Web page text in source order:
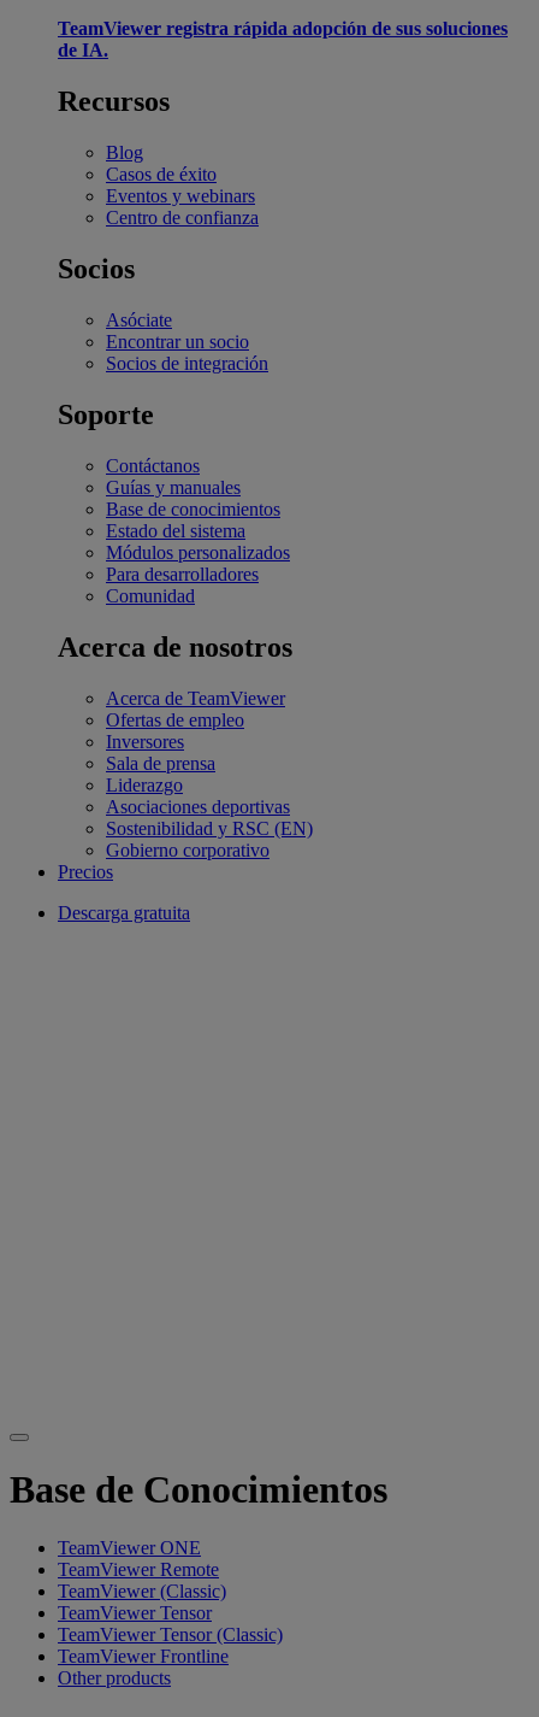
TeamViewer registra rápida adopción de sus soluciones
de IA.
Recursos
Blog
Casos de éxito
Eventos y webinars
Centro de confianza
Socios
Asóciate
Encontrar un socio
Socios de integración
Soporte
Contáctanos
Guías y manuales
Base de conocimientos
Estado del sistema
Módulos personalizados
Para desarrolladores
Comunidad
Acerca de nosotros
Acerca de TeamViewer
Ofertas de empleo
Inversores
Sala de prensa
Liderazgo
Asociaciones deportivas
Sostenibilidad y RSC (EN)
Gobierno corporativo
Precios
Descarga gratuita
Base de Conocimientos
TeamViewer ONE
TeamViewer Remote
TeamViewer (Classic)
TeamViewer Tensor
TeamViewer Tensor (Classic)
TeamViewer Frontline
Other products